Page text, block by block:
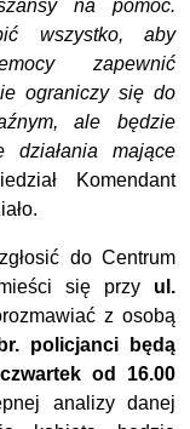
na pomoc.
wszystko, aby
zapewnić
ograniczy się do
ale będzie
działania mające
Komendant
do Centrum
się przy ul.
z osobą
policjanci będą
od 16.00
analizy danej